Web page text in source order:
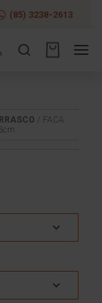
(85) 3238-2613
/ FACA